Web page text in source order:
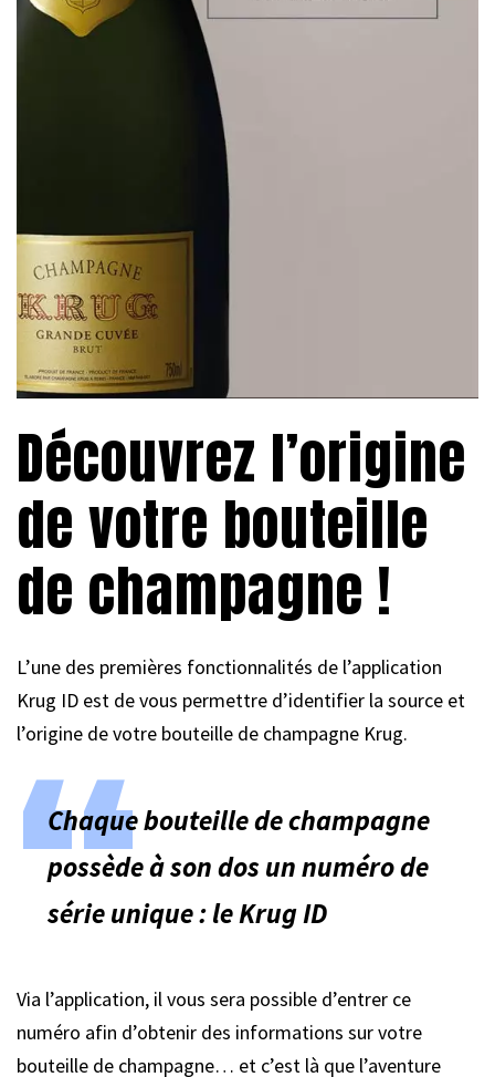
Découvrez l’origine
de votre bouteille
de champagne !
L’une des premières fonctionnalités de l’application
Krug ID est de vous permettre d’identifier la source et
l’origine de votre bouteille de champagne Krug.
Chaque bouteille de champagne
possède à son dos un numéro de
série unique : le Krug ID
Via l’application, il vous sera possible d’entrer ce
numéro afin d’obtenir des informations sur votre
bouteille de champagne… et c’est là que l’aventure